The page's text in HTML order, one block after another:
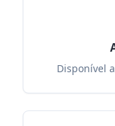
Disponível